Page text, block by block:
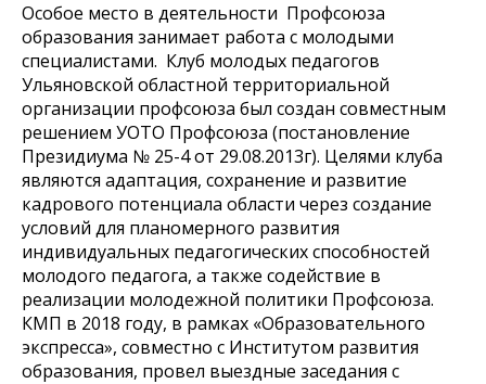
Особое место в деятельности Профсоюза
образования занимает работа с молодыми
специалистами. Клуб молодых педагогов
Ульяновской областной территориальной
организации профсоюза был создан совместным
решением УОТО Профсоюза (постановление
Президиума № 25-4 от 29.08.2013г). Целями клуба
являются адаптация, сохранение и развитие
кадрового потенциала области через создание
условий для планомерного развития
индивидуальных педагогических способностей
молодого педагога, а также содействие в
реализации молодежной политики Профсоюза.
КМП в 2018 году, в рамках «Образовательного
экспресса», совместно с Институтом развития
образования, провел выездные заседания с